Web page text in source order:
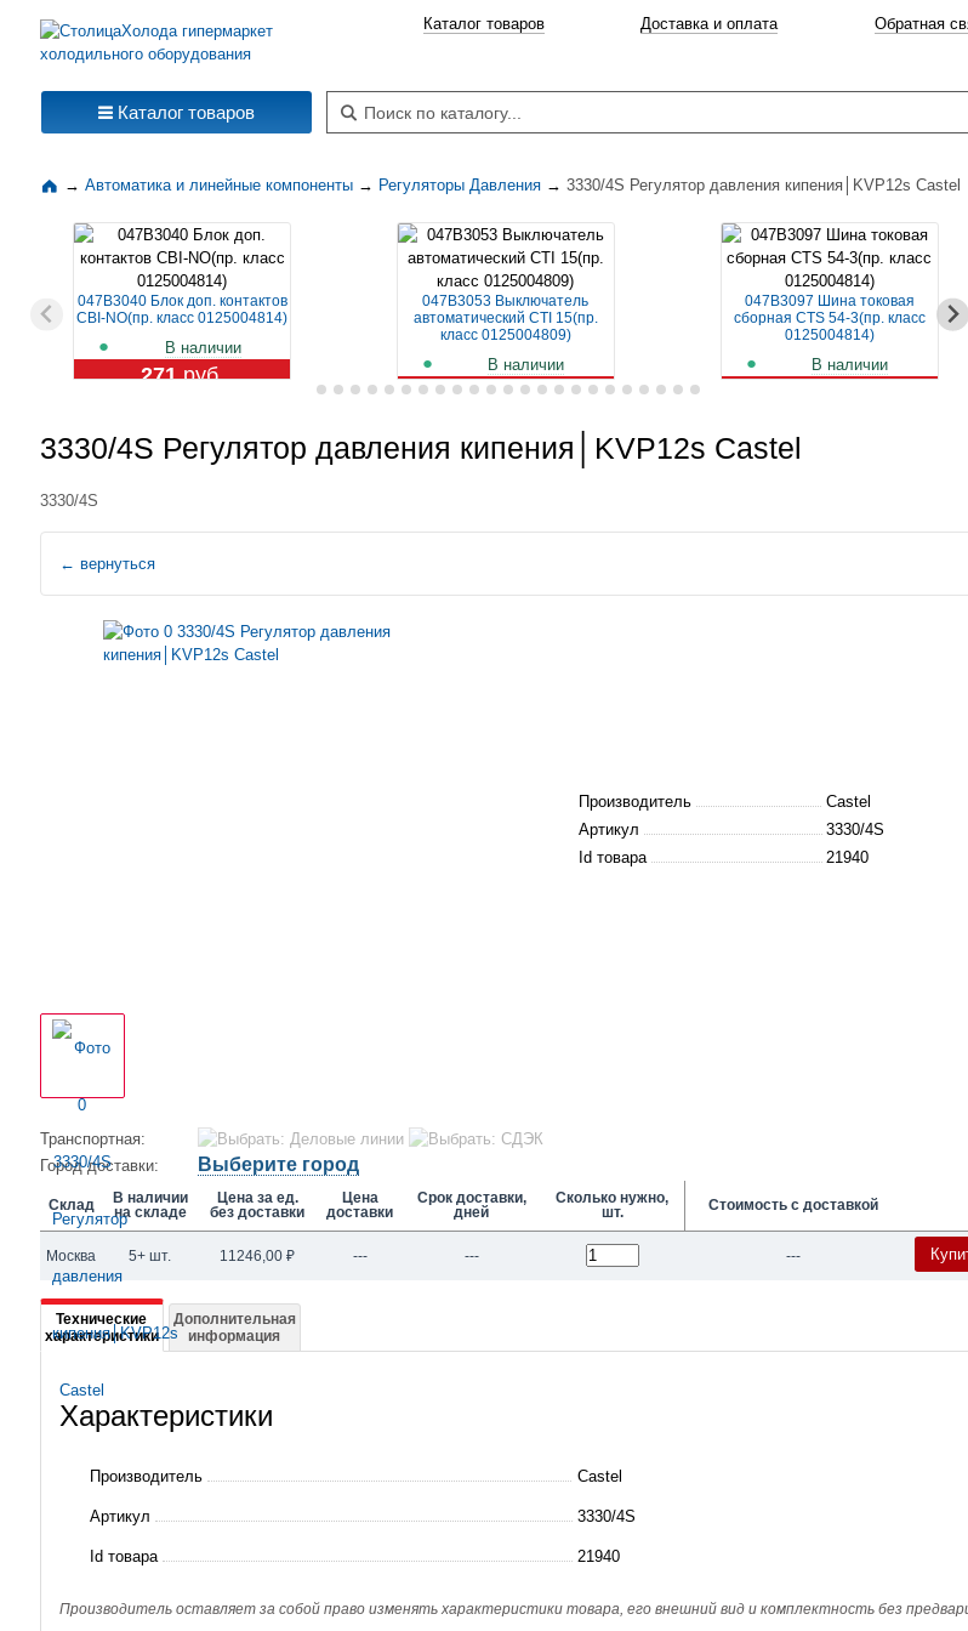
Каталог товаров Доставка и оплата Обратная
Поиск по каталогу
Каталог товаров
→ Автоматика и линейные компоненты → Регуляторы Давления → 3330/4S Регулятор давления кипения│KVP12s Castel
047B3040 Блок доп. контактов
CBI-NO(пр. класс 0125004814)
В наличии
271руб.
047B3053 Выключатель
автоматический CTI 15(пр.
класс 0125004809)
В наличии
1 119 руб.
047B3097 Шина токовая
сборная CTS 54-3(пр. класс
0125004814)
В наличии
3330/4S Регулятор давления кипения│KVP12s Castel
3330/4S
← вернуться
Производитель
Castel
Артикул
3330/4S
Id товара
21940
Транспортная:
Город доставки:
Выберите город
Склад
В наличии
на складе
Цена за ед.
без доставки
Цена
доставки
Срок доставки,
дней
Сколько нужно,
шт.
Стоимость с доставкой
Москва 5+ шт. 11246,00 ₽ --- --- ---
Подробная
информация
3330/4S
давления
кипения│KVP12s
Castel
Технические
характеристики
Дополнительная
информация
Характеристики
Производитель Castel
Артикул 3330/4S
Id товара 21940
Производитель оставляет за собой право изменять характеристики товара, его внешний вид и комплектность без